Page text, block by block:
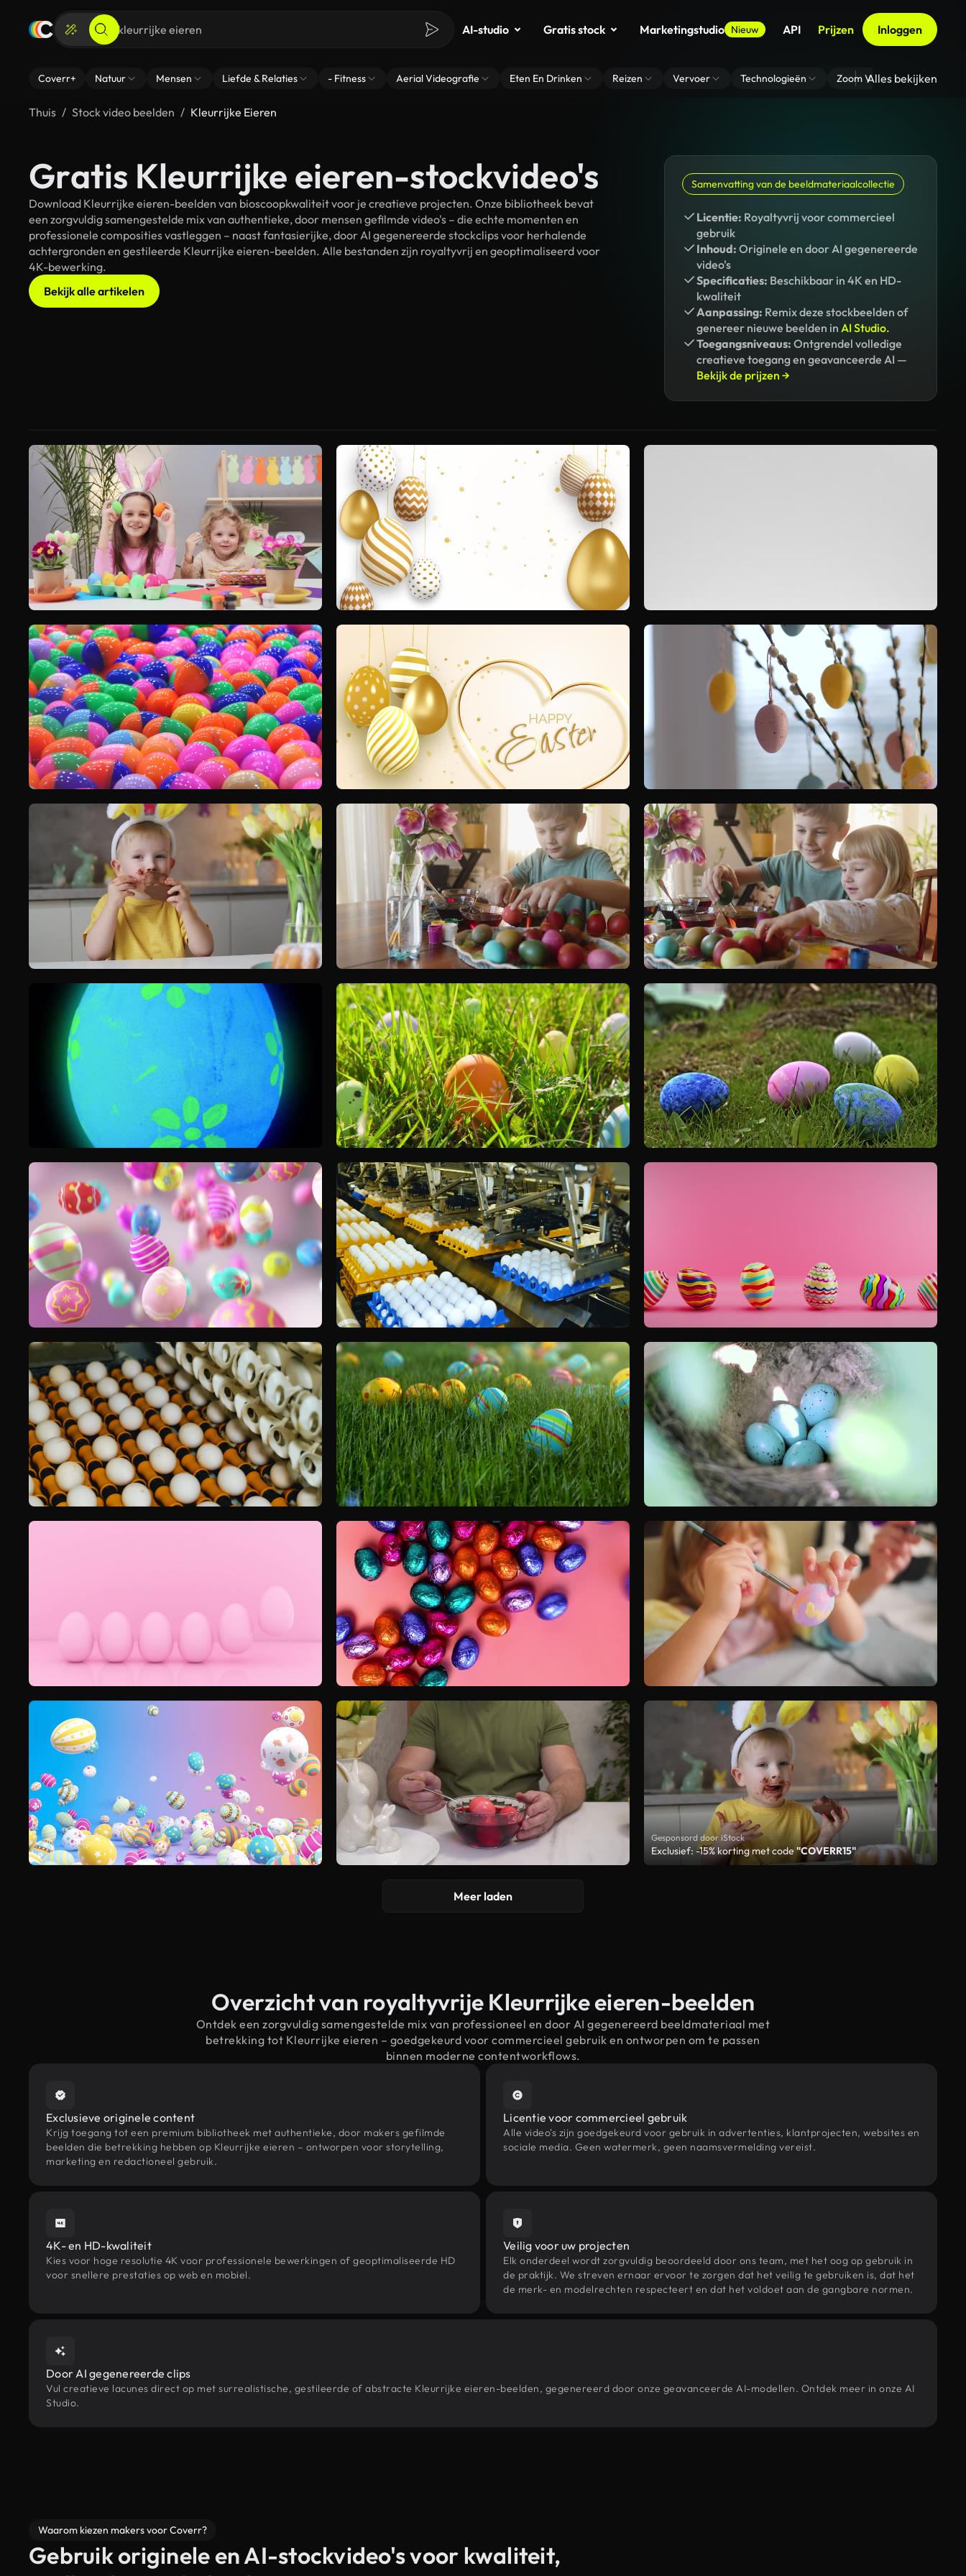
AI-studio Gratis stock Marketingstudio Nieuw API Prijzen Inloggen
Coverr+ Natuur Mensen Liefde & Relaties - Fitness Aerial Videografie Eten En Drinken Reizen Vervoer Technologieën Zoom Virtuele
Alles bekijken
Thuis Stock video beelden Kleurrijke Eieren
Gratis Kleurrijke eieren-stockvideo's
Download Kleurrijke eieren-beelden van bioscoopkwaliteit voor je creatieve projecten. Onze bibliotheek bevat
een zorgvuldig samengestelde mix van authentieke, door mensen gefilmde video's – die echte momenten en
professionele composities vastleggen – naast fantasierijke, door AI gegenereerde stockclips voor herhalende
achtergronden en gestileerde Kleurrijke eieren-beelden. Alle bestanden zijn royaltyvrij en geoptimaliseerd voor
4K-bewerking.
Bekijk alle artikelen
Samenvatting van de beeldmateriaalcollectie
Licentie: Royaltyvrij voor commercieel
gebruik
Inhoud: Originele en door AI gegenereerde
video's
Specificaties: Beschikbaar in 4K en HD-
kwaliteit
Aanpassing: Remix deze stockbeelden of
genereer nieuwe beelden in AI Studio.
Toegangsniveaus: Ontgrendel volledige
creatieve toegang en geavanceerde AI —
Bekijk de prijzen →
Gesponsord door iStock
Exclusief: -15% korting met code"COVERR15"
Meer laden
Overzicht van royaltyvrije Kleurrijke eieren-beelden
Ontdek een zorgvuldig samengestelde mix van professioneel en door AI gegenereerd beeldmateriaal met
betrekking tot Kleurrijke eieren – goedgekeurd voor commercieel gebruik en ontworpen om te passen
binnen moderne contentworkflows.
Exclusieve originele content
Krijg toegang tot een premium bibliotheek met authentieke, door makers gefilmde
beelden die betrekking hebben op Kleurrijke eieren – ontworpen voor storytelling,
marketing en redactioneel gebruik.
Licentie voor commercieel gebruik
Alle video's zijn goedgekeurd voor gebruik in advertenties, klantprojecten, websites en
sociale media. Geen watermerk, geen naamsvermelding vereist.
4K- en HD-kwaliteit
Kies voor hoge resolutie 4K voor professionele bewerkingen of geoptimaliseerde HD
voor snellere prestaties op web en mobiel.
Veilig voor uw projecten
Elk onderdeel wordt zorgvuldig beoordeeld door ons team, met het oog op gebruik in
de praktijk. We streven ernaar ervoor te zorgen dat het veilig te gebruiken is, dat het
de merk- en modelrechten respecteert en dat het voldoet aan de gangbare normen.
Door AI gegenereerde clips
Vul creatieve lacunes direct op met surrealistische, gestileerde of abstracte Kleurrijke eieren-beelden, gegenereerd door onze geavanceerde AI-modellen. Ontdek meer in onze AI
Studio.
Waarom kiezen makers voor Coverr?
Gebruik originele en AI-stockvideo's voor kwaliteit,